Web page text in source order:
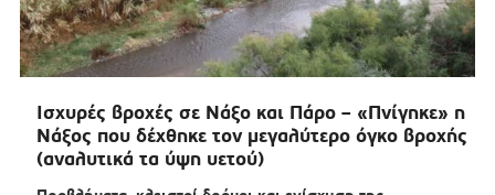
Ισχυρές βροχές σε Νάξο και Πάρο – «Πνίγηκε» η
Νάξος που δέχθηκε τον μεγαλύτερο όγκο βροχής
(αναλυτικά τα ύψη υετού)